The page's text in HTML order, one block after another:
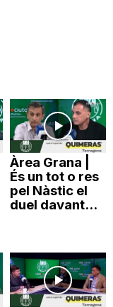
Àrea Grana |
És un tot o res
pel Nàstic el
duel davant...